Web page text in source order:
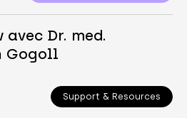
Dr. med.
Gogoll
Support & Resources